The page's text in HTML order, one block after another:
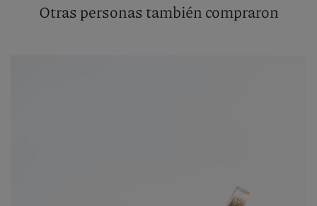
Otras personas también compraron